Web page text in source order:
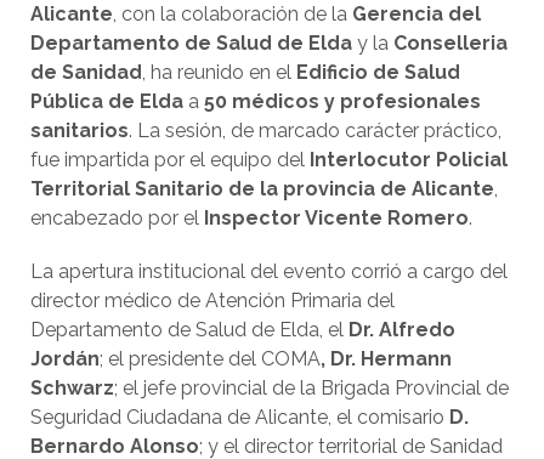
Alicante , con la colaboración de la Gerencia del
Departamento de Salud de Elda y la Conselleria
de Sanidad , ha reunido en el Edificio de Salud
Pública de Elda a 50 médicos y profesionales
sanitarios. La sesión, de marcado carácter práctico,
fue impartida por el equipo del Interlocutor Policial
Territorial Sanitario de la provincia de Alicante
encabezado por el Inspector Vicente Romero.
La apertura institucional del evento corrió a cargo del
director médico de Atención Primaria del
Departamento de Salud de Elda, el Dr. Alfredo
Jordán; el presidente del COMA, Dr. Hermann
Schwarz; el jefe provincial de la Brigada Provincial de
Seguridad Ciudadana de Alicante, el comisario D.
Bernardo Alonso; y el director territorial de Sanidad